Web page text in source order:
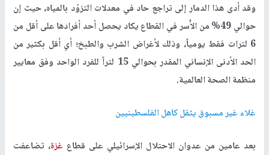
وقد أدى هذا الدمار إلى تراجع حاد في معدلات التزوّد بالمياه، حيث إن
حوالي 49% من الأُسر في القطاع يكاد يحصل أحد أفرادها على أقل من
6 لترات فقط يومياً، وذلك لأغراض الشرب والطبخ؛ أي أقل بكثير من
الحد الأدنى الإنساني المقدر بحوالي 15 لتراً للفرد الواحد وفق معايير
منظمة الصحة العالمية.
غلاء غير مسبوق يثقل كاهل الفلسطينيين
بعد عامين من عدوان الاحتلال الإسرائيلي على قطاع غزة، تضاعفت